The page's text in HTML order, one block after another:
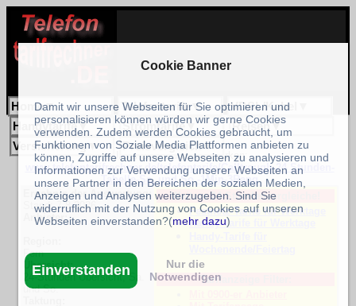
Home▼ Telefontarife▼ VDSL/Kabel
Handytarife▼ Stromtarife▼ Reisen▼
Versicherung▼ Preisvergleich▼
Unser Link zum Bookmarken:
www.telefontarifrechner.de/telefontarife/Calltrough-24 Stunden-
Tabelle-Sa. und So.-1Min-3Rang
Ergebnis der Auswertung:
Stand: 7.8.2026
Anbieter:
Fern
Übersicht:
24-Stunden Übersicht, Sa.
und So.
Weitere 24-Stundenvergleiche!
Festnetz-Tarife für Werktage
Handy-Tarife für Werktage
Tarifanzeige Filter:
Cookie Banner
Damit wir unsere Webseiten für Sie optimieren und
personalisieren können würden wir gerne Cookies
verwenden. Zudem werden Cookies gebraucht, um
Funktionen von Soziale Media Plattformen anbieten zu
können, Zugriffe auf unsere Webseiten zu analysieren und
Informationen zur Verwendung unserer Webseiten an
unsere Partner in den Bereichen der sozialen Medien,
Anzeigen und Analysen weiterzugeben. Sind Sie
widerruflich mit der Nutzung von Cookies auf unseren
Webseiten einverstanden?(mehr dazu)
Einverstanden
Nur die
Notwendigen